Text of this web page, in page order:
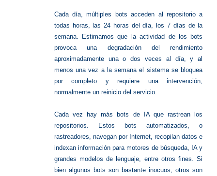
Cada día, múltiples bots acceden al repositorio a
todas horas, las 24 horas del día, los 7 días de la
semana. Estimamos que la actividad de los bots
provoca una degradación del rendimiento
aproximadamente una o dos veces al día, y al
menos una vez a la semana el sistema se bloquea
por completo y requiere una intervención,
normalmente un reinicio del servicio.
Cada vez hay más bots de IA que rastrean los
repositorios. Estos bots automatizados, o
rastreadores, navegan por Internet, recopilan datos e
indexan información para motores de búsqueda, IA y
grandes modelos de lenguaje, entre otros fines. Si
bien algunos bots son bastante inocuos, otros son